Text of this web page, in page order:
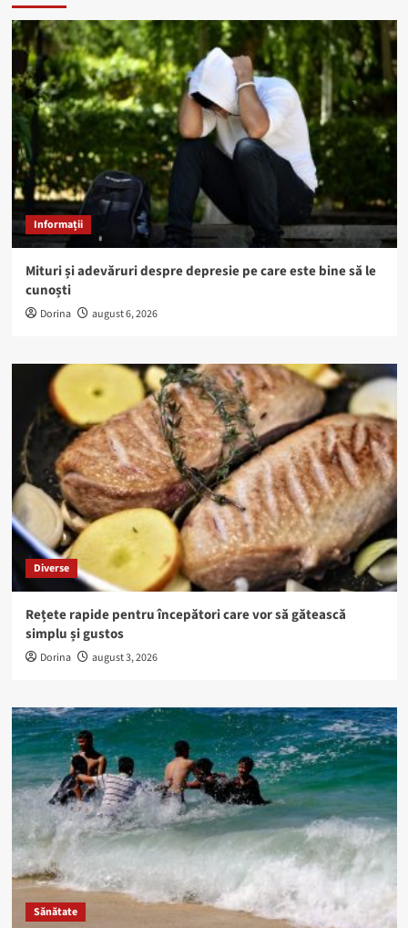
Informații
Mituri și adevăruri despre depresie pe care este bine să le
cunoști
Dorina august 6, 2026
Diverse
Rețete rapide pentru începători care vor să gătească
simplu și gustos
Dorina august 3, 2026
Sănătate